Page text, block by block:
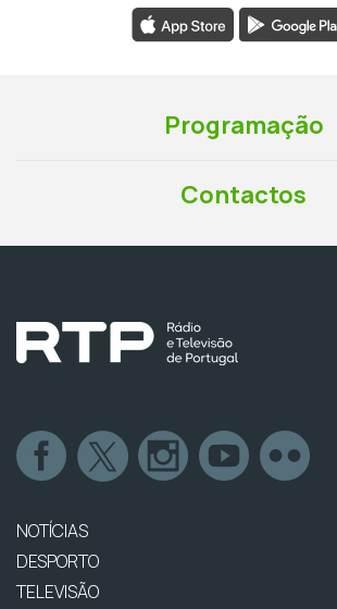
Programação
Contactos
NOTÍCIAS
DESPORTO
TELEVISÃO